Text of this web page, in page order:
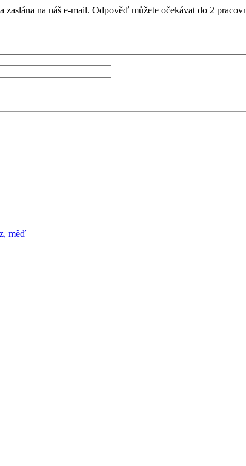
na náš e-mail. Odpověď můžete očekávat do 2
měď